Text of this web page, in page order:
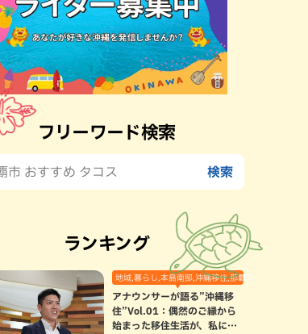
フリーワード検索
ランキング
地域,暮らし,本島南部,沖縄移住,那覇市
アナウンサーが語る”沖縄移
住”Vol.01：偶然のご縁から
始まった移住生活が、私にと